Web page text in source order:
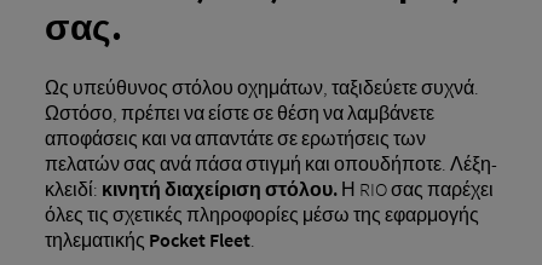
σας.
Ως υπεύθυνος στόλου οχημάτων, ταξιδεύετε συχνά.
Ωστόσο, πρέπει να είστε σε θέση να λαμβάνετε
αποφάσεις και να απαντάτε σε ερωτήσεις των
πελατών σας ανά πάσα στιγμή και οπουδήποτε. Λέξη-
κλειδί: κινητή διαχείριση στόλου.Η RIO σας παρέχει
όλες τις σχετικές πληροφορίες μέσω της εφαρμογής
τηλεματικής Pocket Fleet.